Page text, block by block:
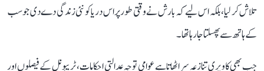
تلاش کر لیا، بلکہ اس لیے کہ بارش نے وقتی طور پر اس دریا کو نئی زندگی دے دی جو سب
کے ہاتھ سے پھسلتا جا رہا تھا۔
جب بھی کاویری تنازعہ سر اٹھاتا ہے عوامی توجہ عدالتی احکامات، ٹریبونل کے فیصلوں اور